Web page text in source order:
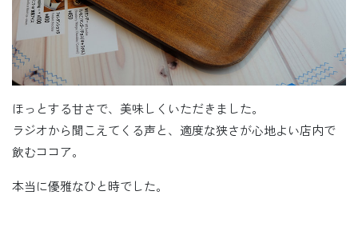
ほっとする甘さで、美味しくいただきました。
ラジオから聞こえてくる声と、適度な狭さが心地よい店内で
飲むココア。
本当に優雅なひと時でした。